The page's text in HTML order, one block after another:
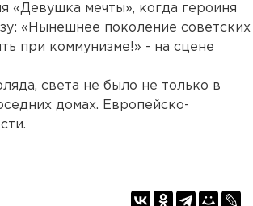
«Девушка мечты», когда героиня
«Нынешнее поколение советских
при коммунизме!» - на сцене
света не было не только в
домах. Европейско-